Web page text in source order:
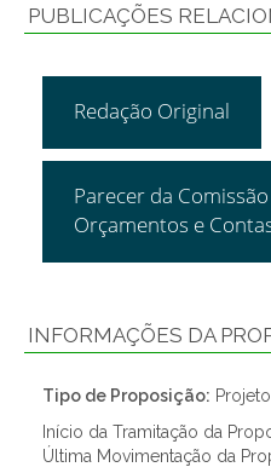
PUBLICAÇÕES
Redação Original
Parecer da
Orçamentos e
INFORMAÇÕES DA
Tipo de Proposição:
Início da Tramitação da
Última Movimentação da